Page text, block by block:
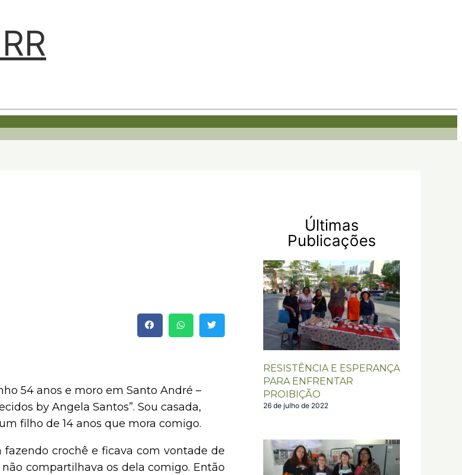
54 anos e moro em Santo André –
by Angela Santos”. Sou casada,
filho de 14 anos que mora comigo.
crochê e ficava com vontade de
compartilhava os dela comigo. Então
Últimas
Publicações
RESISTÊNCIA E ESPERANÇA
PARA ENFRENTAR
PROIBIÇÃO
26 de julho de 2022